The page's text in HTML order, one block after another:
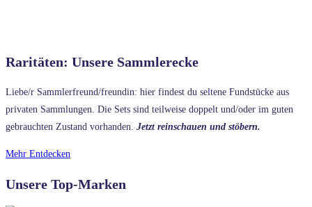
Raritäten: Unsere Sammlerecke
Liebe/r Sammlerfreund/freundin: hier findest du seltene Fundstücke aus
privaten Sammlungen. Die Sets sind teilweise doppelt und/oder im guten
gebrauchten Zustand vorhanden. Jetzt reinschauen und stöbern.
Mehr Entdecken
Unsere Top-Marken